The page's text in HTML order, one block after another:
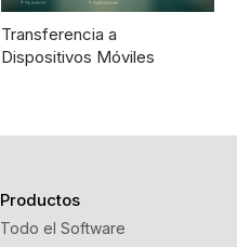
Transferencia a
Dispositivos Móviles
Productos
Todo el Software